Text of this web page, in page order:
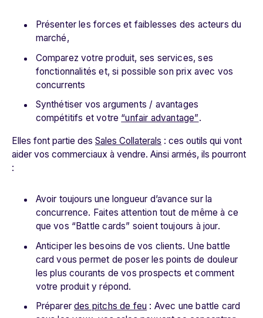
Présenter les forces et faiblesses des acteurs du
marché,
Comparez votre produit, ses services, ses
fonctionnalités et, si possible son prix avec vos
concurrents
Synthétiser vos arguments / avantages
compétitifs et votre “unfair advantage”.
Elles font partie des Sales Collaterals : ces outils qui vont
aider vos commerciaux à vendre. Ainsi armés, ils pourront
:
Avoir toujours une longueur d’avance sur la
concurrence. Faites attention tout de même à ce
que vos “Battle cards” soient toujours à jour.
Anticiper les besoins de vos clients. Une battle
card vous permet de poser les points de douleur
les plus courants de vos prospects et comment
votre produit y répond.
Préparerdes pitchs de feu : Avec une battle card